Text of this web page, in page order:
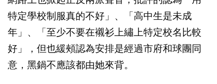
特定學校制服真的不好」、「高中生是未成
年」、「至少不要在襯衫上繡上特定校名比較
好」，但也緩頰認為安排是經過市府和球團同
意，黑鍋不應該都由她來背。